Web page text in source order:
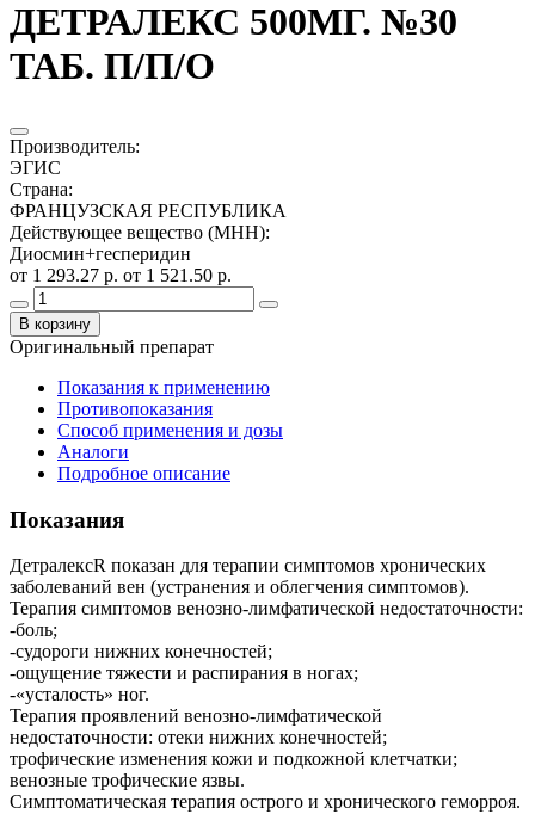
ДЕТРАЛЕКС 500МГ. №30
ТАБ. П/П/О
Производитель:
ЭГИС
Страна:
ФРАНЦУЗСКАЯ РЕСПУБЛИКА
Действующее вещество (МНН):
Диосмин+гесперидин
от 1 293.27 р. от 1 521.50 р.
В корзину
Оригинальный препарат
Показания к применению
Противопоказания
Способ применения и дозы
Аналоги
Подробное описание
Показания
ДетралексR показан для терапии симптомов хронических
заболеваний вен (устранения и облегчения симптомов).
Терапия симптомов венозно-лимфатической недостаточности:
-боль;
-судороги нижних конечностей;
-ощущение тяжести и распирания в ногах;
-«усталость» ног.
Терапия проявлений венозно-лимфатической
недостаточности: отеки нижних конечностей;
трофические изменения кожи и подкожной клетчатки;
венозные трофические язвы.
Симптоматическая терапия острого и хронического геморроя.